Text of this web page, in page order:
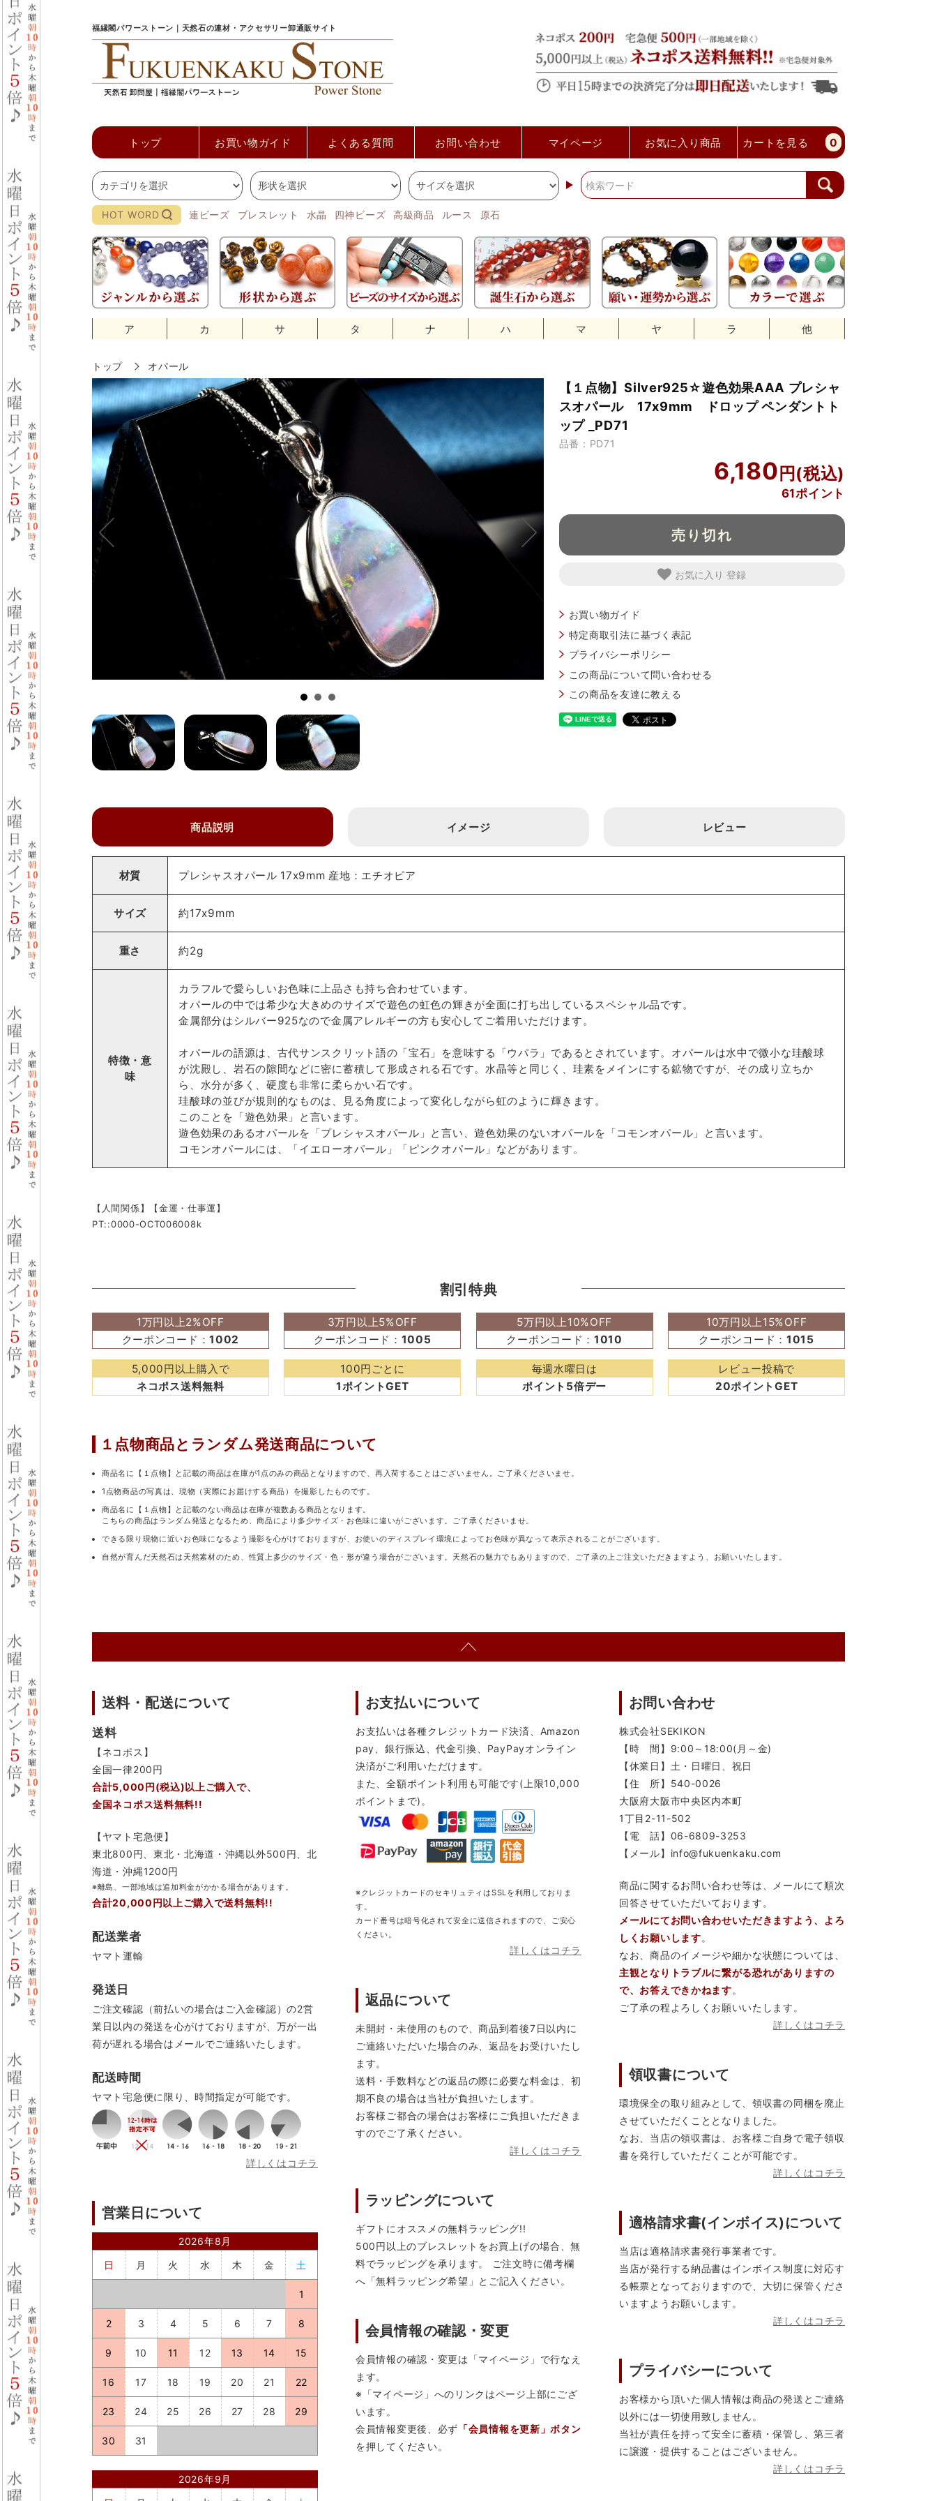
福縁閣パワーストーン｜天然石の連材・アクセサリー卸通販サイト
トップ お買い物ガイド よくある質問 お問い合わせ マイページ お気に入り商品 カートを見る 0
HOT WORD 連ビーズ ブレスレット 水晶 四神ビーズ 高級商品 ルース 原石
ア カ サ タ ナ ハ マ ヤ ラ 他
トップ オパール
【１点物】Silver925☆遊色効果AAA プレシャ
スオパール 17x9mm ドロップ ペンダントト
ップ _PD71
品番：PD71
6,180
61ポイント
売り切れ
お気に入り
お買い物ガイド
特定商取引法に基づく表記
プライバシーポリシー
この商品について問い合わせる
この商品を友達に教える
商品説明 イメージ レビュー
材質 プレシャスオパール 17x9mm 産地：エチオピア
サイズ 約17x9mm
重さ 約2g
特徴・意
味
カラフルで愛らしいお色味に上品さも持ち合わせています。
オパールの中では希少な大きめのサイズで遊色の虹色の輝きが全面に打ち出しているスペシャル品です。
金属部分はシルバー925なので金属アレルギーの方も安心してご着用いただけます。
オパールの語源は、古代サンスクリット語の「宝石」を意味する「ウパラ」であるとされています。オパールは水中で微小な珪酸球
が沈殿し、岩石の隙間などに密に蓄積して形成される石です。水晶等と同じく、珪素をメインにする鉱物ですが、その成り立ちか
ら、水分が多く、硬度も非常に柔らかい石です。
珪酸球の並びが規則的なものは、見る角度によって変化しながら虹のように輝きます。
このことを「遊色効果」と言います。
遊色効果のあるオパールを「プレシャスオパール」と言い、遊色効果のないオパールを「コモンオパール」と言います。
コモンオパールには、「イエローオパール」「ピンクオパール」などがあります。
【人間関係】【金運・仕事運】
PT::0000-OCT006008k
割引特典
1万円以上2%OFF
クーポンコード：1002
3万円以上5%OFF
クーポンコード： 1005
5万円以上10%OFF
クーポンコード：1010
10万円以上15%OFF
クーポンコード： 1015
5,000円以上購入で
ネコポス送料無料
100円ごとに
1ポイントGET
毎週水曜日は
ポイント5倍デー
レビュー投稿で
20ポイントGET
１点物商品と ランダム発送商品について
商品名に【１点物】と記載の商品は在庫が1点のみの商品となりますので、再入荷することはございません。ご了承くださいませ。
1点物商品の写真は、現物（実際にお届けする商品）を撮影したものです。
商品名に【１点物】と記載のない商品は在庫が複数ある商品となります。
こちらの商品はランダム発送となるため、商品により多少サイズ・お色味に違いがございます。ご了承くださいませ。
できる限り現物に近いお色味になるよう撮影を心がけておりますが、お使いのディスプレイ環境によってお色味が異なって表示されることがございます。
自然が育んだ天然石は天然素材のため、性質上多少のサイズ・色・形が違う場合がございます。天然石の魅力でもありますので、ご了承の上ご注文いただきますよう、お願いいたします。
送料・配送について
送料
【ネコポス】
全国一律200円
合計5,000円(税込)以上ご購入で、
全国ネコポス送料無料!!
【ヤマト宅急便】
東北800円、東北・北海道・沖縄以外500円、北
海道・沖縄1200円
※離島、一部地域は追加料金がかかる場合があります。
合計20,000円以上ご購入で送料無料!!
配送業者
ヤマト運輸
発送日
ご注文確認（前払いの場合はご入金確認）の2営
業日以内の発送を心がけておりますが、万が一出
荷が遅れる場合はメールでご連絡いたします。
配送時間
ヤマト宅急便に限り、時間指定が可能です。
詳しくはコチラ
営業日について
2026年8月
日
月 火 水 木 金 土
1
2 3 4 5 6 7 8
9 10 11 12 13 14 15
16 17 18 19 20 21 22
23 24 25 26 27 28 29
30 31
2026年9月
お支払いについて
お支払いは各種クレジットカード決済、Amazon
pay、銀行振込、代金引換、PayPayオンライン
決済がご利用いただけます。
また、全額ポイント利用も可能です(上限10,000
ポイントまで)。
※クレジットカードのセキリュティはSSLを利用しておりま
す。
カード番号は暗号化されて安全に送信されますので、ご安心
ください。
詳しくはコチラ
返品について
未開封・未使用のもので、商品到着後7日以内に
ご連絡いただいた場合のみ、返品をお受けいたし
ます。
送料・手数料などの返品の際に必要な料金は、初
期不良の場合は当社が負担いたします。
お客様ご都合の場合はお客様にご負担いただきま
すのでご了承ください。
詳しくはコチラ
ラッピングについて
ギフトにオススメの無料ラッピング!!
500円以上のブレスレットをお買上げの場合、無
料でラッピングを承ります。 ご注文時に備考欄
へ「無料ラッピング希望」とご記入ください。
会員情報の確認・変更
会員情報の確認・変更は「マイページ」で行なえ
ます。
※「マイページ」へのリンクはページ上部にござ
います。
会員情報変更後、必ず 「会員情報を更新」ボタン
を押してください。
お問い合わせ
株式会社SEKIKON
【時 間】9:00～18:00(月～金)
【休業日】土・日曜日、祝日
【住 所】540-0026
大阪府大阪市中央区内本町
1丁目2-11-502
【電 話】06-6809-3253
【メール】info@fukuenkaku.com
商品に関するお問い合わせ等は、メールにて順次
回答させていただいております。
メールにてお問い合わせいただきますよう、よろ
しくお願いします。
なお、商品のイメージや細かな状態については、
主観となりトラブルに繋がる恐れがありますの
で、お答えできかねます。
ご了承の程よろしくお願いいたします。
詳しくはコチラ
領収書について
環境保全の取り組みとして、領収書の同梱を廃止
させていただくこととなりました。
なお、当店の領収書は、お客様ご自身で電子領収
書を発行していただくことが可能です。
詳しくはコチラ
適格請求書(インボイス)について
当店は適格請求書発行事業者です。
当店が発行する納品書はインボイス制度に対応す
る帳票となっておりますので、大切に保管くださ
いますようお願いします。
詳しくはコチラ
プライバシーについて
お客様から頂いた個人情報は商品の発送とご連絡
以外には一切使用致しません。
当社が責任を持って安全に蓄積・保管し、第三者
に譲渡・提供することはございません。
詳しくはコチラ